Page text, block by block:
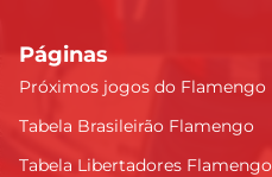
Páginas
Próximos jogos do Flamengo
Tabela Brasileirão Flamengo
Tabela Libertadores Flamengo